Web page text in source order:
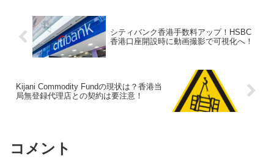
シティバンク香港手数料アップ！HSBC
香港口座開設時に動画撮影で可視化へ！
Kijani Commodity Fundの現状は？香港当
局無登録代理店との契約は要注意！
コメント